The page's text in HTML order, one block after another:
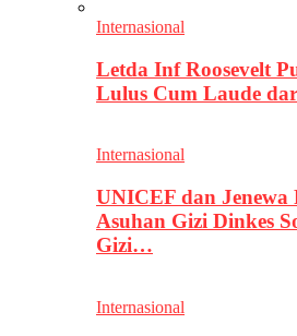
Internasional
Letda Inf Roosevelt
Lulus Cum Laude
Internasional
UNICEF dan Jenewa
Asuhan Gizi Dinkes
Gizi…
Internasional